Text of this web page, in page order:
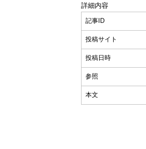
詳細内容
記事ID
投稿サイト
投稿日時
参照
本文